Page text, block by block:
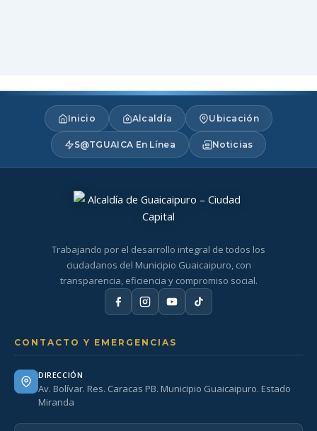
Inicio Alcaldía Ubicación
S@TGUAICA En Línea Noticias
Trabajando por el desarrollo integral de todos los
ciudadanos del Municipio Guaicaipuro, con
transparencia, eficiencia y compromiso social.
CONTACTO Y EMERGENCIAS
DIRECCIÓN
Av. Bolívar. Res. Caracas PB. Municipio Guaicaipuro. Estado
Miranda